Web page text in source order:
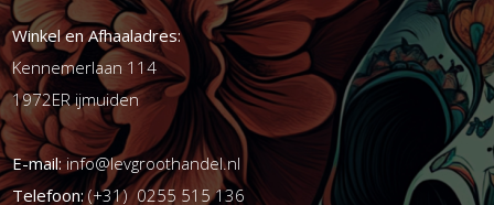
Winkel en Afhaaladres:
Kennemerlaan 114
1972ER ijmuiden
E-mail:info@levgroothandel.nl
Telefoon:(+31) 0255 515 136